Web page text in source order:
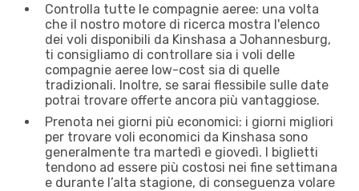
Controlla tutte le compagnie aeree: una volta
che il nostro motore di ricerca mostra l'elenco
dei voli disponibili da Kinshasa a Johannesburg,
ti consigliamo di controllare sia i voli delle
compagnie aeree low-cost sia di quelle
tradizionali. Inoltre, se sarai flessibile sulle date
potrai trovare offerte ancora più vantaggiose.
Prenota nei giorni più economici: i giorni migliori
per trovare voli economici da Kinshasa sono
generalmente tra martedì e giovedì. I biglietti
tendono ad essere più costosi nei fine settimana
e durante l’alta stagione, di conseguenza volare